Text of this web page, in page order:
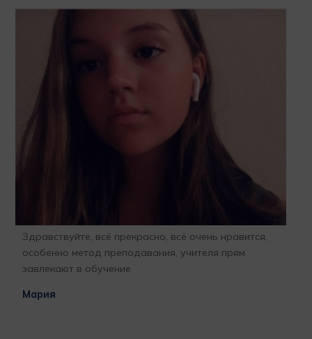
Здравствуйте, всё прекрасно, всё очень нравится,
особенно метод преподавания, учителя прям
завлекают в обучение
Мария